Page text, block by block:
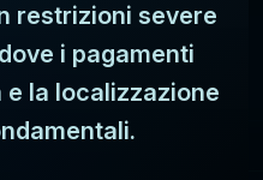
restrizioni severe
i pagamenti
la localizzazione